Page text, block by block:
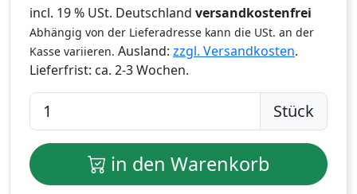
incl. 19 % USt. Deutschland versandkostenfrei
Abhängig von der Lieferadresse kann die USt. an der
Kasse variieren. Ausland: zzgl. Versandkosten.
Lieferfrist: ca. 2-3 Wochen.
Stück
in den Warenkorb